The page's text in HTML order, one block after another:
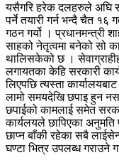
यसैगरि हरेक दलहरुले अघि
पर्ने तयारी गर्न भन्दै चैत
गठन गर्यो । प्रधानमन्त्री
साहको नेतृत्वमा बनेको सो
थालिसकेको छ ।
लगायतका केहि सरकारी
लिएपछि त्यस्ता
लामो समयदेखि छपाइ हुन
छपाईको कामलाई समेत
कार्यलयले छापिएका
छाप्न बाँकी रहेका सबै
घण्टा भित्र उपलब्ध गराउने